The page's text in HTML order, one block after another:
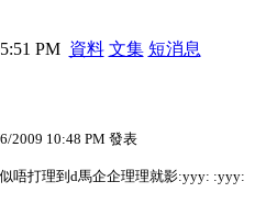
PM 資料 文集 短消息
2009 10:48 PM 發表
唔打理到d馬企企理理就影:yyy: :yyy: